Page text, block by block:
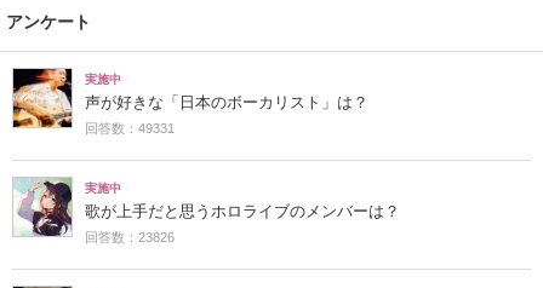
アンケート
実施中
声が好きな「日本のボーカリスト」は？
回答数：49331
実施中
歌が上手だと思うホロライブのメンバーは？
回答数：23826